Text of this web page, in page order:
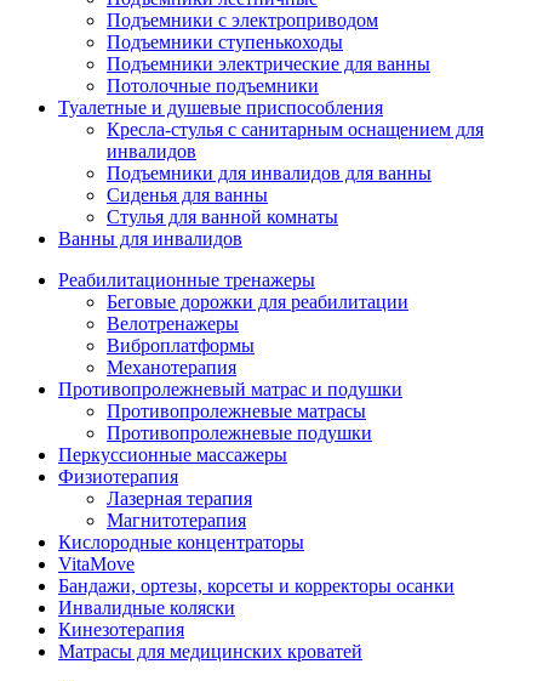
Подъемники с электроприводом
Подъемники ступенькоходы
Подъемники электрические для ванны
Потолочные подъемники
Туалетные и душевые приспособления
Кресла-стулья с санитарным оснащением для
инвалидов
Подъемники для инвалидов для ванны
Сиденья для ванны
Стулья для ванной комнаты
Ванны для инвалидов
Реабилитационные тренажеры
Беговые дорожки для реабилитации
Велотренажеры
Виброплатформы
Механотерапия
Противопролежневый матрас и подушки
Противопролежневые матрасы
Противопролежневые подушки
Перкуссионные массажеры
Физиотерапия
Лазерная терапия
Магнитотерапия
Кислородные концентраторы
VitaMove
Бандажи, ортезы, корсеты и корректоры осанки
Инвалидные коляски
Кинезотерапия
Матрасы для медицинских кроватей